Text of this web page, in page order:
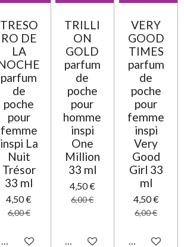
TRESO
RO DE
LA
parfum
de
poche
pour
femme
inspi La
Nuit
Trésor
33 ml
4,50 €
6,00 €
Ajouter au panier
TRILLI
ON
GOLD
parfum
de
poche
pour
homme
inspi
One
Million
33 ml
4,50 €
6,00 €
Ajouter au panier
VERY
GOOD
TIMES
parfum
de
poche
pour
femme
inspi
Very
Good
Girl 33
ml
4,50 €
6,00 €
Ajouter au